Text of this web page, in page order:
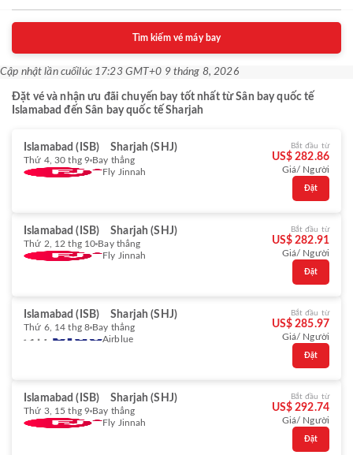
Tìm kiếm vé máy bay
Cập nhật lần cuốilúc 17:23 GMT+0 9 tháng 8, 2026
Đặt vé và nhận ưu đãi chuyến bay tốt nhất từ Sân bay quốc tế
Islamabad đến Sân bay quốc tế Sharjah
Islamabad (ISB) Sharjah (SHJ)
Thứ 4, 30 thg 9 Bay thẳng
Fly Jinnah
Bắt đầu từ
US$ 282.86
Giá/ Người
Đặt
Islamabad (ISB) Sharjah (SHJ)
Thứ 2, 12 thg 10 Bay thẳng
Fly Jinnah
Bắt đầu từ
US$ 282.91
Giá/ Người
Đặt
Islamabad (ISB) Sharjah (SHJ)
Thứ 6, 14 thg 8 Bay thẳng
Airblue
Bắt đầu từ
US$ 285.97
Giá/ Người
Đặt
Islamabad (ISB) Sharjah (SHJ)
Thứ 3, 15 thg 9 Bay thẳng
Fly Jinnah
Bắt đầu từ
US$ 292.74
Giá/ Người
Đặt